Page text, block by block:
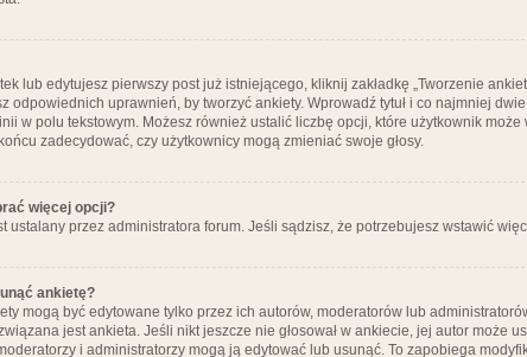
lub edytujesz pierwszy post już istniejącego, kliknij zakładkę „Tworzenie
odpowiednich uprawnień, by tworzyć ankiety. Wprowadź tytuł i co najmniej
w polu tekstowym. Możesz również ustalić liczbę opcji, które użytkownik
zadecydować, czy użytkownicy mogą zmieniać swoje głosy.
więcej opcji?
ustalany przez administratora forum. Jeśli sądzisz, że potrzebujesz wstawić
ankietę?
mogą być edytowane tylko przez ich autorów, moderatorów lub
jest ankieta. Jeśli nikt jeszcze nie głosował w ankiecie, jej autor może
i administratorzy mogą ją edytować lub usunąć. To zapobiega